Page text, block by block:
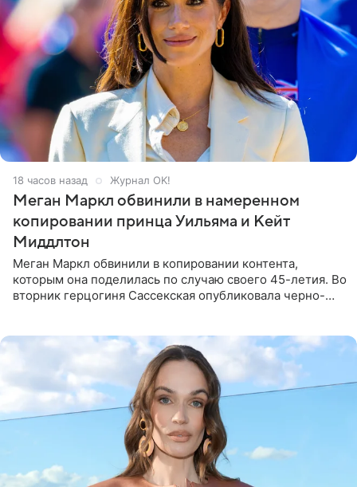
18 часов назад Журнал OK!
Меган Маркл обвинили в намеренном
копировании принца Уильяма и Кейт
Миддлтон
Меган Маркл обвинили в копировании контента,
которым она поделилась по случаю своего 45-летия. Во
вторник герцогиня Сассекская опубликовала черно-